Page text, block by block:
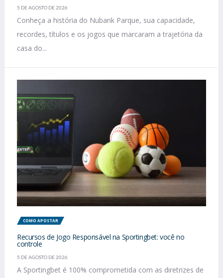
5 DE AGOSTO DE 2026
Conheça a história do Nubank Parque, sua capacidade,
recordes, títulos e os jogos que marcaram a trajetória da
casa do...
COMO APOSTAR
Recursos de Jogo Responsável na Sportingbet: você no
controle
5 DE AGOSTO DE 2026
A Sportingbet é 100% comprometida com as diretrizes de